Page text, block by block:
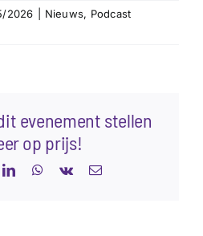
2026 Nieuws, Podcast
evenement stellen
op prijs!
LinkedInWhatsApp
Vk
E-